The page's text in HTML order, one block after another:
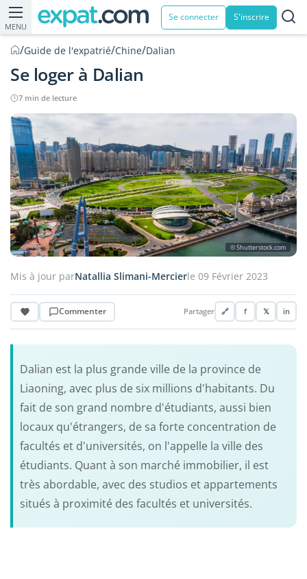
MENU
Se connecter S'inscrire
/Guide de l'expatrié/Chine/Dalian
Se loger à Dalian
7 min de lecture
© Shutterstock.com
Mis à jour parNatallia Slimani-Mercierle 09 Février 2023
Commenter Partager 🔗 f 𝕏 in
Dalian est la plus grande ville de la province de
Liaoning, avec plus de six millions d'habitants. Du
fait de son grand nombre d'étudiants, aussi bien
locaux qu'étrangers, de sa forte concentration de
facultés et d'universités, on l'appelle la ville des
étudiants. Quant à son marché immobilier, il est
très abordable, avec des studios et appartements
situés à proximité des facultés et universités.